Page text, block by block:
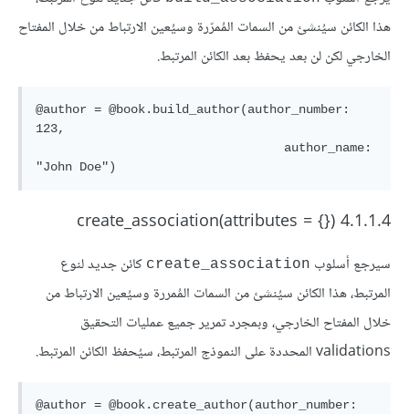
هذا الكائن سيُنشئ من السمات المُمرّرة وسيُعين الارتباط من خلال المفتاح
الخارجي لكن لن بعد يحفظ بعد الكائن المرتبط.
@author = @book.build_author(author_number:
123,
4.1.1.4 ({} = create_association(attributes
سيرجع أسلوب create_association كائن جديد لنوع
المرتبط، هذا الكائن سيُنشئ من السمات المُمررة وسيُعين الارتباط من
خلال المفتاح الخارجي، وبمجرد تمرير جميع عمليات التحقيق
validations المحددة على النموذج المرتبط، سيُحفظ الكائن المرتبط.
@author = @book.create_author(author_number: